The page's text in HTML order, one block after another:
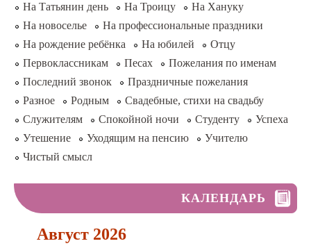
На Татьянин день
На Троицу
На Хануку
На новоселье
На профессиональные праздники
На рождение ребёнка
На юбилей
Отцу
Первоклассникам
Песах
Пожелания по именам
Последний звонок
Праздничные пожелания
Разное
Родным
Свадебные, стихи на свадьбу
Служителям
Спокойной ночи Студенту
Успеха
Утешение
Уходящим на пенсию
Учителю
Чистый смысл
КАЛЕНДАРЬ
Август 2026